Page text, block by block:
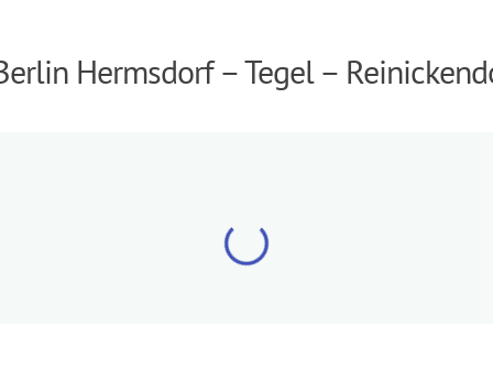
Hermsdorf – Tegel –